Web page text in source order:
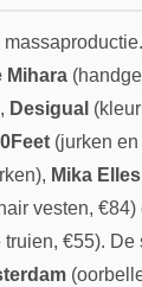
Mihara
Desigual
(jurken
Mika Elles
vesten, €84)
truien, €55).